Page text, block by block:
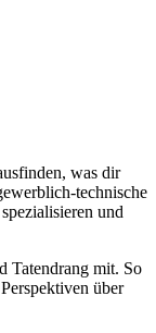
was dir
technische
und
Tatendrang mit. So
über